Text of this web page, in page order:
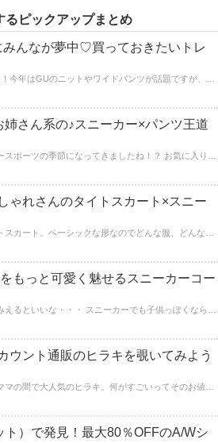
るピックアップまとめ
んなが夢中♡買っておきたいトレ
さん系の♪スニーカー×パンツ王道
ゃれさんのタイトスカート×スニー
もっと可愛く魅せるスニーカーコー
ウント通販のヒラキを覗いてみよう
ト）で発見！最大80％OFFのA/Wシ